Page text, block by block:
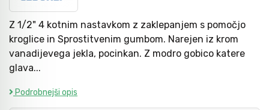
Z 1/2" 4 kotnim nastavkom z zaklepanjem s pomočjo
kroglice in Sprostitvenim gumbom. Narejen iz krom
vanadijevega jekla, pocinkan. Z modro gobico katere
glava...
Podrobnejši opis
Kladiva
Mazanje